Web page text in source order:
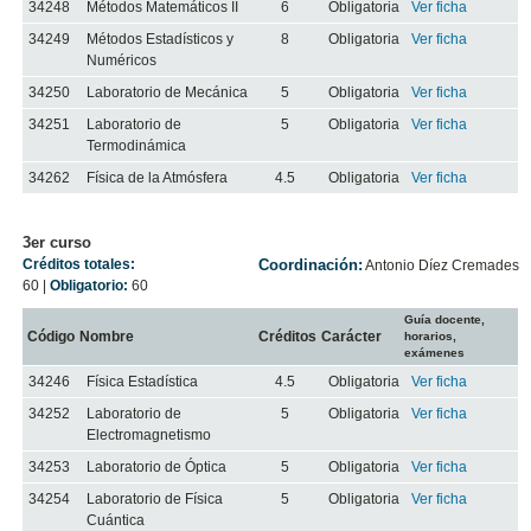
34248 Métodos Matemáticos II 6 Obligatoria
Ver ficha
34249
Métodos Estadísticos y
Numéricos
8 Obligatoria Ver ficha
34250 Laboratorio de Mecánica 5 Obligatoria
Ver ficha
34251
Laboratorio de
Termodinámica
5 Obligatoria Ver ficha
34262 Física de la Atmósfera 4.5 Obligatoria Ver ficha
3er curso
Coordinación: Antonio Díez Cremades
Créditos totales:
60 |Obligatorio: 60
Código Nombre Créditos Carácter
Guía docente,
horarios,
exámenes
34246 Física Estadística 4.5 Obligatoria
Ver ficha
34252
Laboratorio de
Electromagnetismo
5 Obligatoria Ver ficha
34253 Laboratorio de Óptica 5 Obligatoria
Ver ficha
34254
Laboratorio de Física
Cuántica
5 Obligatoria Ver ficha